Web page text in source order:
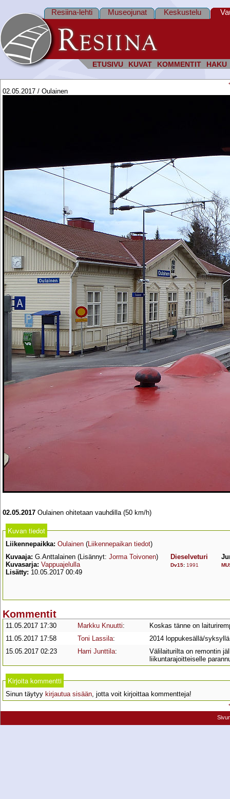
ETUSIVU KUVAT KOMMENTIT HAKU
Resiina-lehti Museojunat Keskustelu
02.05.2017 / Oulainen
02.05.2017 Oulainen ohitetaan vauhdilla (50 km/h)
Kuvan tiedot
Liikennepaikka: Oulainen (Liikennepaikan tiedot)
Kuvaaja: G.Anttalainen (Lisännyt: Jorma Toivonen)
Kuvasarja: Vappuajelulla
Lisätty: 10.05.2017 00:49
Dieselveturi
Dv15: 1991
Kommentit
11.05.2017 17:30 Markku Knuutti:
Koskas tänne on
11.05.2017 17:58
Toni Lassila:
2014 loppukesällä/
15.05.2017 02:23
Harri Junttila:
Välilaiturilta on remontin
liikuntarajoitteiselle
Kirjoita kommentti
Sinun täytyy kirjautua sisään, jotta voit kirjoittaa kommentteja!